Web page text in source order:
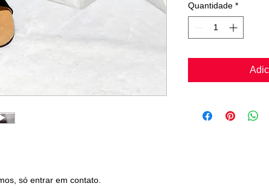
só entrar em contato.
Quantidade *